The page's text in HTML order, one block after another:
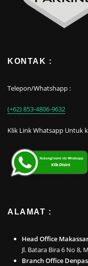
KONTAK :
Telepon/Whatshapp :
(+62) 853-4806-9632
Klik Link Whatsapp Untuk
ALAMAT :
Head Office
Jl. Batara Bira 6 No 8,
Branch Office